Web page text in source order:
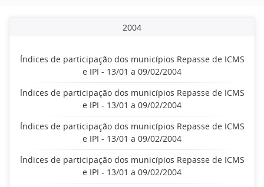
2004
Índices de participação dos municípios Repasse de ICMS
e IPI - 13/01 a 09/02/2004
Índices de participação dos municípios Repasse de ICMS
e IPI - 13/01 a 09/02/2004
Índices de participação dos municípios Repasse de ICMS
e IPI - 13/01 a 09/02/2004
Índices de participação dos municípios Repasse de ICMS
e IPI - 13/01 a 09/02/2004